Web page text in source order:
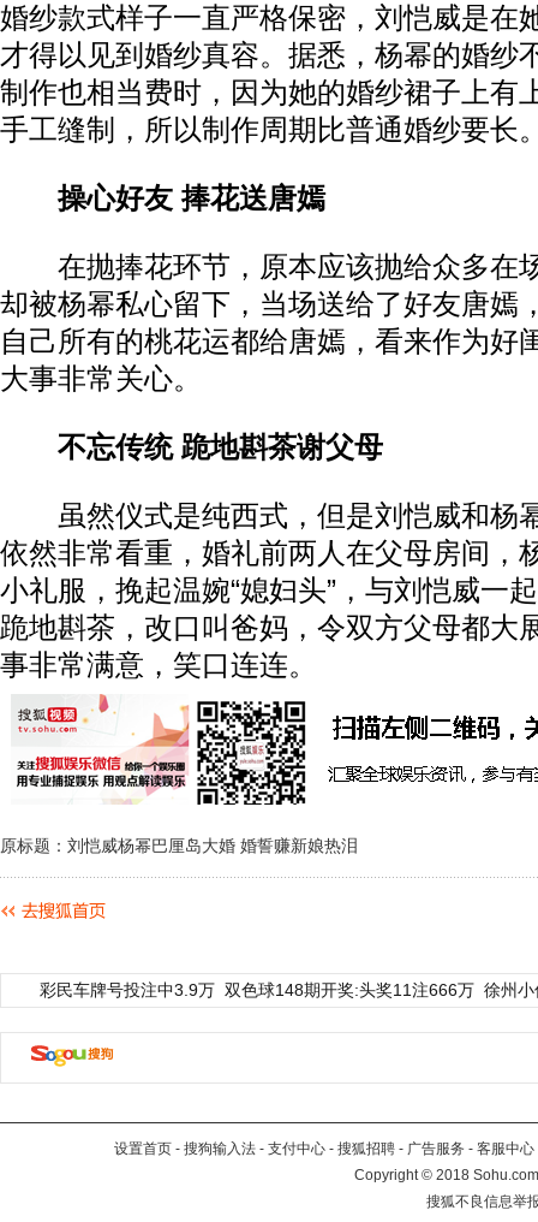
婚纱款式样子一直严格保密，刘恺威是在
才得以见到婚纱真容。据悉，杨幂的婚纱
制作也相当费时，因为她的婚纱裙子上有
手工缝制，所以制作周期比普通婚纱要长
操心好友 捧花送唐嫣
在抛捧花环节，原本应该抛给众多在
却被杨幂私心留下，当场送给了好友唐嫣
自己所有的桃花运都给唐嫣，看来作为好
大事非常关心。
不忘传统 跪地斟茶谢父母
虽然仪式是纯西式，但是刘恺威和杨
依然非常看重，婚礼前两人在父母房间，
小礼服，挽起温婉“媳妇头”，与刘恺威一
跪地斟茶，改口叫爸妈，令双方父母都大
事非常满意，笑口连连。
原标题：刘恺威杨幂巴厘岛大婚 婚誓赚新娘热泪
彩民车牌号投注中3.9万 双色球148期开奖:头奖11注666万 徐州
设置首页 - 搜狗输入法 - 支付中心 - 搜狐招聘 - 广告服务 - 客服中心
Copyright©2018
搜狐不良信息举